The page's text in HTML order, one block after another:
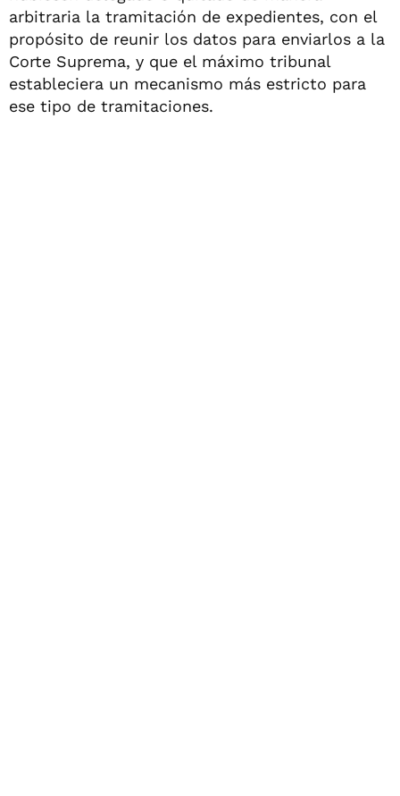
arbitraria la tramitación de expedientes, con el
propósito de reunir los datos para enviarlos a la
Corte Suprema, y que el máximo tribunal
estableciera un mecanismo más estricto para
ese tipo de tramitaciones.